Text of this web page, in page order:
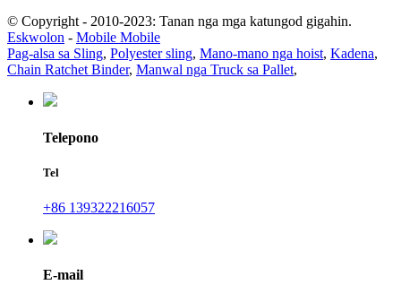
© Copyright - 2010-2023: Tanan nga mga katungod gigahin.
Eskwolon - Mobile Mobile
Pag-alsa sa Sling, Polyester sling, Mano-mano nga hoist, Kadena,
Chain Ratchet Binder, Manwal nga Truck sa Pallet,
Telepono
Tel
+86 139322216057
E-mail